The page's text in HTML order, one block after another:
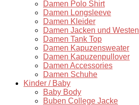
Damen Polo Shirt
Damen Longsleeve
Damen Kleider
Damen Jacken und Westen
Damen Tank Top
Damen Kapuzensweater
Damen Kapuzenpullover
Damen Accessories
Damen Schuhe
Kinder / Baby
Baby Body
Buben College Jacke